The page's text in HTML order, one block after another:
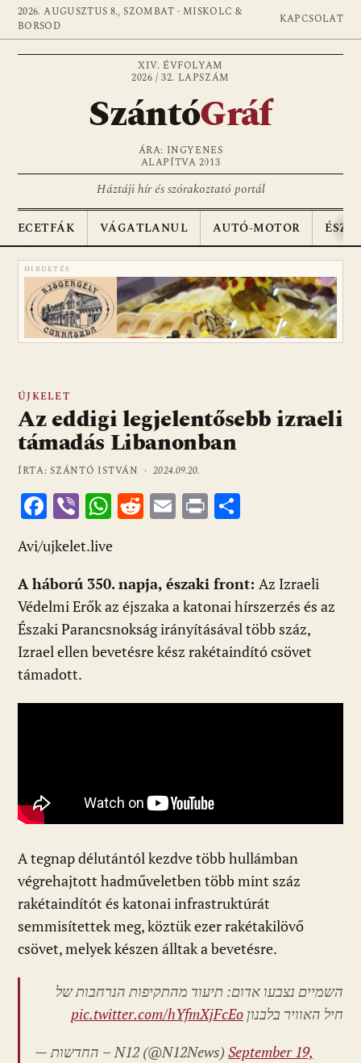
2026. AUGUSZTUS 8., SZOMBAT · MISKOLC &
BORSOD
KAPCSOLAT
XIV. ÉVFOLYAM
2026 / 32. LAPSZÁM
SzántóGráf
ÁRA: INGYENES
ALAPÍTVA 2013
Háztáji hír és szórakoztató portál
ECETFÁK VÁGATLANUL AUTÓ-MOTOR
HIRDETÉS
ÚJKELET
Az eddigi legjelentősebb izraeli
támadás Libanonban
ÍRTA: SZÁNTÓ ISTVÁN ·2024.09.20.
F
ac
e
b
o
o
k
Vi
b
er
W
at
s
A
p
p
R
di
t
E
l
Pr
m
e
g
Avi/ujkelet.live
A háború 350. napja, északi front: Az Izraeli
Védelmi Erők az éjszaka a katonai hírszerzés és az
Északi Parancsnokság irányításával több száz,
Izrael ellen bevetésre kész rakétaindító csövet
támadott.
A tegnap délutántól kezdve több hullámban
végrehajtott hadműveletben több mint száz
rakétaindítót és katonai infrastruktúrát
semmisítettek meg, köztük ezer rakétakilövő
csövet, melyek készen álltak a bevetésre.
השמיים נצבעו אדום: תיעוד מהתקיפות הנרחבות של
חיל האוויר בלבנון pic.twitter.com/hYfmXjFcEo
— החדשות – N12 (@N12News)September 19,